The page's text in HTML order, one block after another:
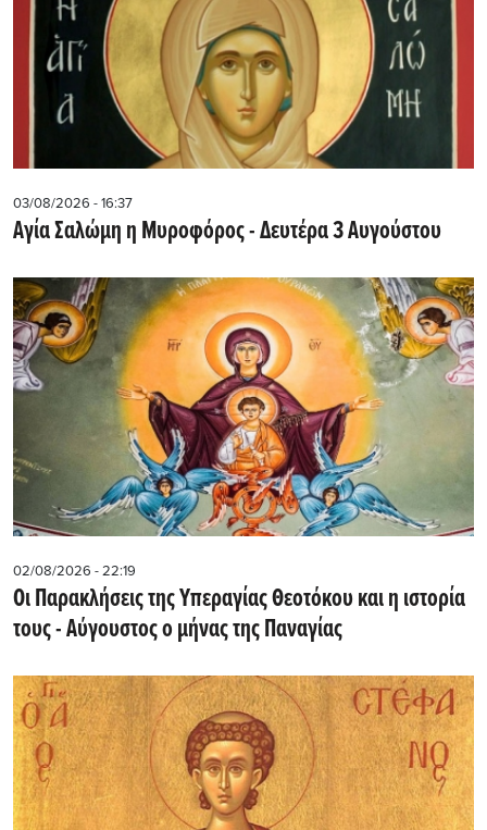
03/08/2026 - 16:37
Αγία Σαλώμη η Μυροφόρος - Δευτέρα 3 Αυγούστου
02/08/2026 - 22:19
Οι Παρακλήσεις της Υπεραγίας Θεοτόκου και η ιστορία
τους - Aύγουστος ο μήνας της Παναγίας